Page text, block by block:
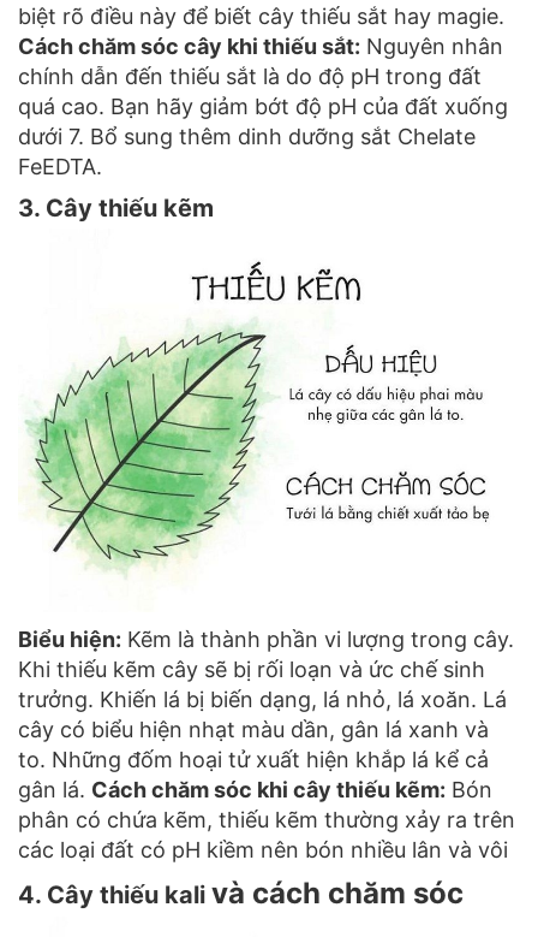
biệt rõ điều này để biết cây thiếu sắt hay magie.
Cách chăm sóc cây khi thiếu sắt: Nguyên nhân
chính dẫn đến thiếu sắt là do độ pH trong đất
quá cao. Bạn hãy giảm bớt độ pH của đất xuống
dưới 7. Bổ sung thêm dinh dưỡng sắt Chelate
FeEDTA.
3. Cây thiếu kẽm
Biểu hiện: Kẽm là thành phần vi lượng trong cây.
Khi thiếu kẽm cây sẽ bị rối loạn và ức chế sinh
trưởng. Khiến lá bị biến dạng, lá nhỏ, lá xoăn. Lá
cây có biểu hiện nhạt màu dần, gân lá xanh và
to. Những đốm hoại tử xuất hiện khắp lá kể cả
gân lá. Cách chăm sóc khi cây thiếu kẽm: Bón
phân có chứa kẽm, thiếu kẽm thường xảy ra trên
các loại đất có pH kiềm nên bón nhiều lân và vôi
4. Cây thiếu kali và cách chăm sóc